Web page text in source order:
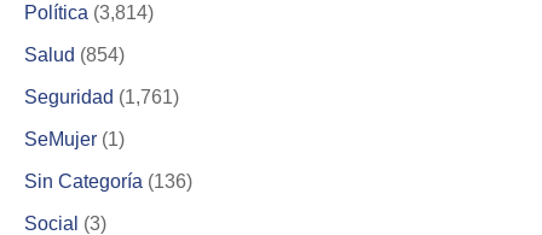
Política (3,814)
Salud (854)
Seguridad (1,761)
SeMujer (1)
Sin Categoría (136)
Social (3)